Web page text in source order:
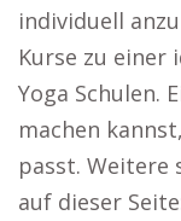
individuell
Kurse zu einer
Yoga Schulen.
machen
passt. Weitere
auf dieser